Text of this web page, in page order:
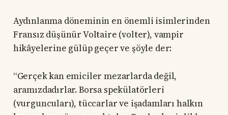
Aydınlanma döneminin en önemli isimlerinden
Fransız düşünür Voltaire (volter), vampir
hikâyelerine gülüp geçer ve şöyle der:
“Gerçek kan emiciler mezarlarda değil,
aramızdadırlar. Borsa spekülatörleri
(vurguncuları), tüccarlar ve işadamları halkın